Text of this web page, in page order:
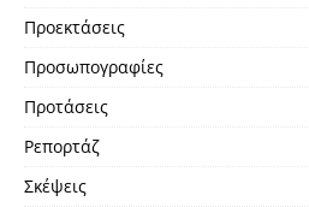
Προεκτάσεις
Προσωπογραφίες
Προτάσεις
Ρεπορτάζ
Σκέψεις